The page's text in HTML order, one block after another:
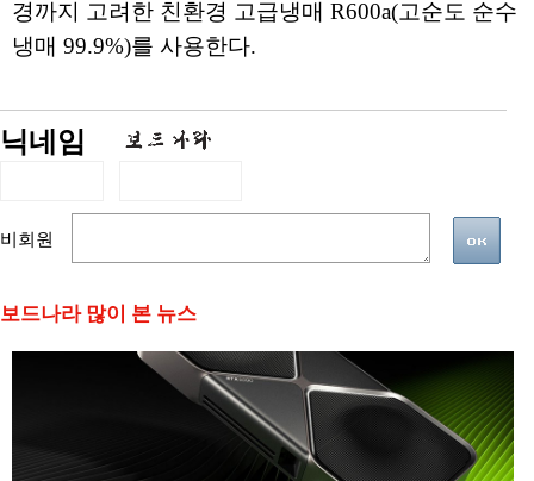
경까지 고려한 친환경 고급냉매 R600a(고순도 순수
냉매 99.9%)를 사용한다.
닉네임
비회원
보드나라 많이 본 뉴스